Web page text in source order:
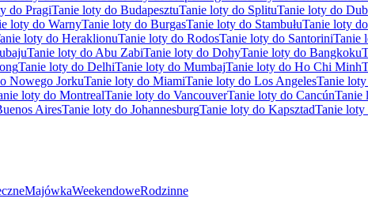
do PragiTanie loty do BudapesztuTanie loty do SplituTanie loty do
loty do WarnyTanie loty do BurgasTanie loty do StambułuTanie loty
loty do HeraklionuTanie loty do RodosTanie loty do SantoriniTanie
Tanie loty do Abu ZabiTanie loty do DohyTanie loty do Bangkoku
Tanie loty do DelhiTanie loty do MumbajTanie loty do Ho Chi Minh
Nowego JorkuTanie loty do MiamiTanie loty do Los AngelesTanie
loty do MontrealTanie loty do VancouverTanie loty do CancúnTanie
AiresTanie loty do JohannesburgTanie loty do KapsztadTanie
MajówkaWeekendoweRodzinne